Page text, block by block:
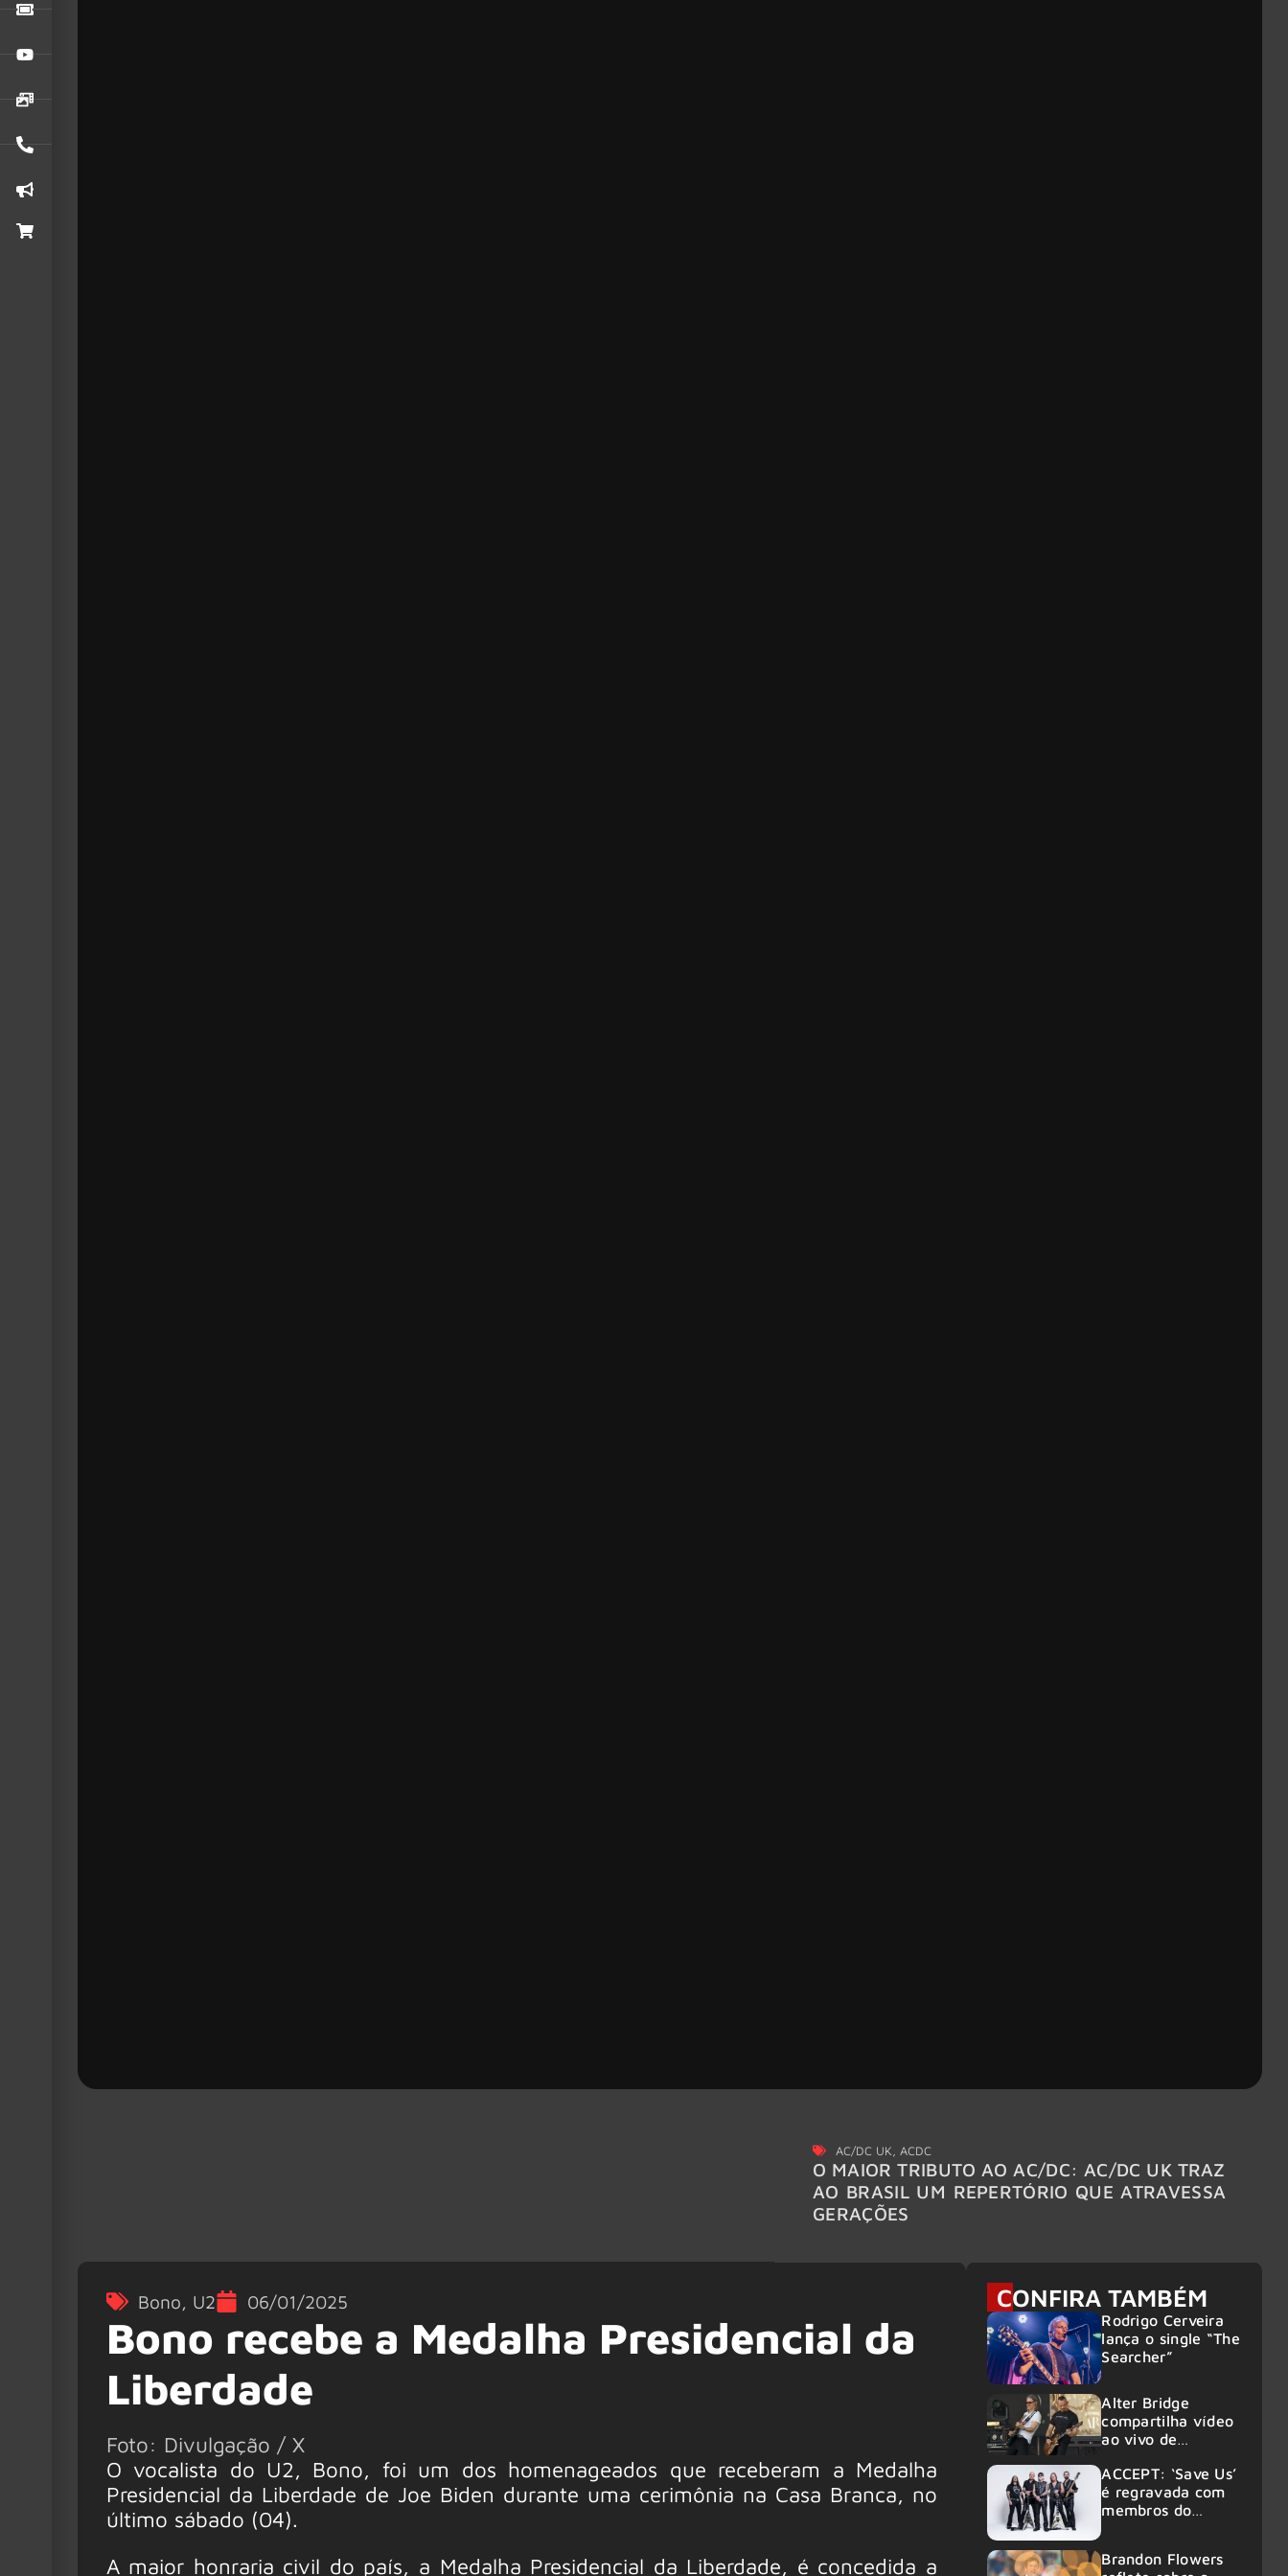
AC/DC UK ACDC
O MAIOR TRIBUTO AO AC/DC: AC/DC UK TRAZ
AO BRASIL UM REPERTÓRIO QUE ATRAVESSA
GERAÇÕES
Bono, U2 06/01/2025
Bono recebe a Medalha Presidencial da
Liberdade
Foto: Divulgação / X
O vocalista do U2, Bono, foi um dos homenageados que receberam a Medalha
Presidencial da Liberdade de Joe Biden durante uma cerimônia na Casa Branca, no
último sábado (04).
A maior honraria civil do país, a Medalha Presidencial da Liberdade, é concedida a
CONFIRA TAMBÉM
Rodrigo Cerveira
lança o single “The
Searcher”
Alter Bridge
compartilha vídeo
ao vivo de
no Rock am Ring
2026
ACCEPT: ‘Save Us’
é regravada com
membros do
Brandon Flowers